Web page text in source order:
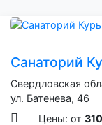
Санаторий
Свердловская
ул. Батенева, 46
Цены: от